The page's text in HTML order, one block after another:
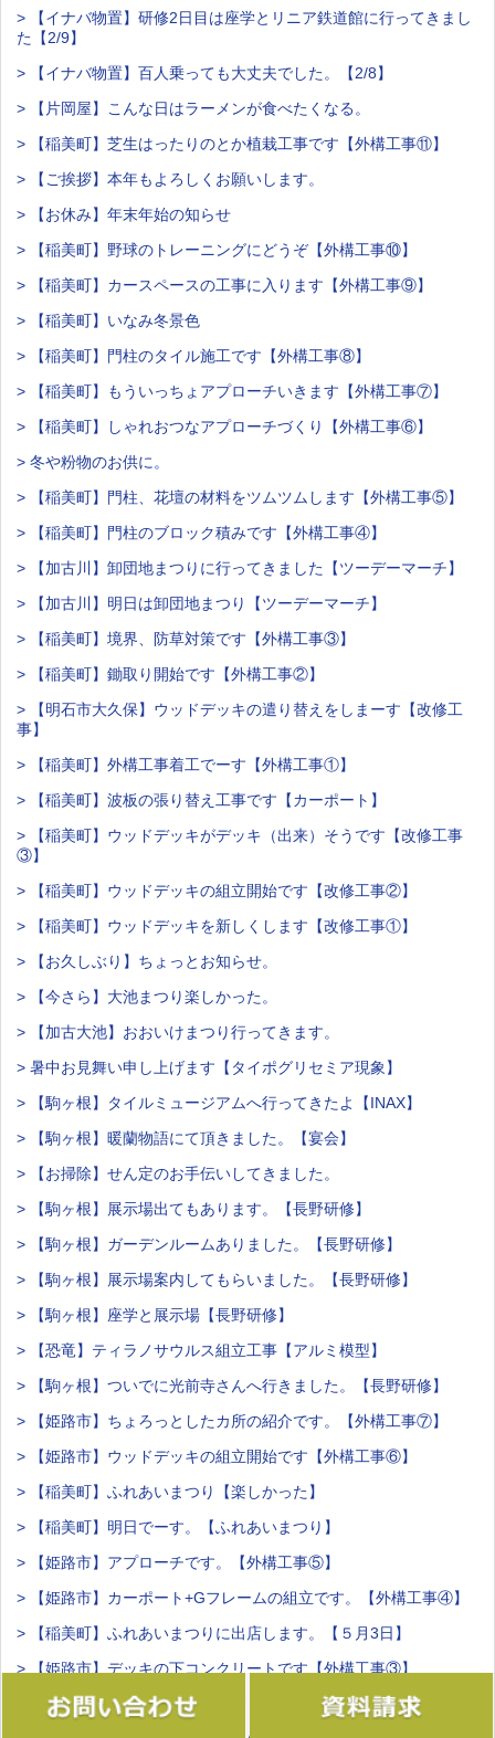
> 【イナバ物置】研修2日目は座学とリニア鉄道館に行ってきまし
た【2/9】
> 【イナバ物置】百人乗っても大丈夫でした。【2/8】
> 【片岡屋】こんな日はラーメンが食べたくなる。
> 【稲美町】芝生はったりのとか植栽工事です【外構工事⑪】
> 【ご挨拶】本年もよろしくお願いします。
> 【お休み】年末年始の知らせ
> 【稲美町】野球のトレーニングにどうぞ【外構工事⑩】
> 【稲美町】カースペースの工事に入ります【外構工事⑨】
> 【稲美町】いなみ冬景色
> 【稲美町】門柱のタイル施工です【外構工事⑧】
> 【稲美町】もういっちょアプローチいきます【外構工事⑦】
> 【稲美町】しゃれおつなアプローチづくり【外構工事⑥】
> 冬や粉物のお供に。
> 【稲美町】門柱、花壇の材料をツムツムします【外構工事⑤】
> 【稲美町】門柱のブロック積みです【外構工事④】
> 【加古川】卸団地まつりに行ってきました【ツーデーマーチ】
> 【加古川】明日は卸団地まつり【ツーデーマーチ】
> 【稲美町】境界、防草対策です【外構工事③】
> 【稲美町】鋤取り開始です【外構工事②】
> 【明石市大久保】ウッドデッキの遣り替えをしまーす【改修工
事】
> 【稲美町】外構工事着工でーす【外構工事①】
> 【稲美町】波板の張り替え工事です【カーポート】
> 【稲美町】ウッドデッキがデッキ（出来）そうです【改修工事
③】
> 【稲美町】ウッドデッキの組立開始です【改修工事②】
> 【稲美町】ウッドデッキを新しくします【改修工事①】
> 【お久しぶり】ちょっとお知らせ。
> 【今さら】大池まつり楽しかった。
> 【加古大池】おおいけまつり行ってきます。
> 暑中お見舞い申し上げます【タイポグリセミア現象】
> 【駒ヶ根】タイルミュージアムへ行ってきたよ【INAX】
> 【駒ヶ根】暖蘭物語にて頂きました。【宴会】
> 【お掃除】せん定のお手伝いしてきました。
> 【駒ヶ根】展示場出てもあります。【長野研修】
> 【駒ヶ根】ガーデンルームありました。【長野研修】
> 【駒ヶ根】展示場案内してもらいました。【長野研修】
> 【駒ヶ根】座学と展示場【長野研修】
> 【恐竜】ティラノサウルス組立工事【アルミ模型】
> 【駒ヶ根】ついでに光前寺さんへ行きました。【長野研修】
> 【姫路市】ちょろっとしたカ所の紹介です。【外構工事⑦】
> 【姫路市】ウッドデッキの組立開始です【外構工事⑥】
> 【稲美町】ふれあいまつり【楽しかった】
> 【稲美町】明日でーす。【ふれあいまつり】
> 【姫路市】アプローチです。【外構工事⑤】
> 【姫路市】カーポート+Gフレームの組立です。【外構工事④】
> 【稲美町】ふれあいまつりに出店します。【５月3日】
> 【姫路市】デッキの下コンクリートです【外構工事③】
> 【姫路市】ブロック積みまーす！【外構工事②】